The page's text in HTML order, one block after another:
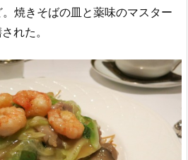
焼きそばの皿と薬味のマスター
れた。